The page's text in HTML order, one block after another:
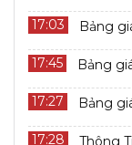
17:03 Bảng
17:45 Bảng
17:27 Bảng
17:28 Thông